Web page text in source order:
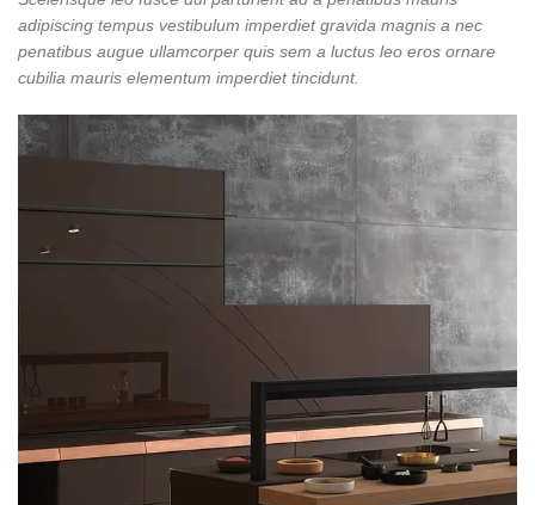
adipiscing tempus vestibulum imperdiet gravida magnis a nec
penatibus augue ullamcorper quis sem a luctus leo eros ornare
cubilia mauris elementum imperdiet tincidunt.